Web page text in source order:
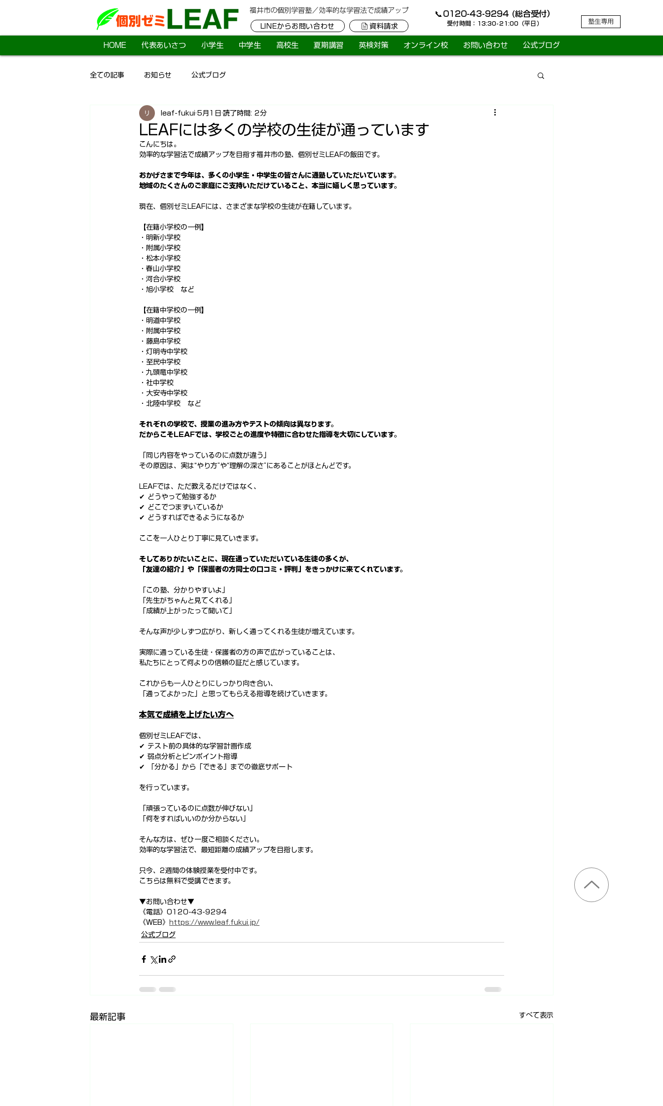
​福井市の個別学習塾／効率的な学習法で成績アップ
LINEからお問い合わせ 資料請求
​📞 0120-43-9294 (総合受付）
受付時間：13:30-21:00（平日） 塾生専用
HOME 代表あいさつ 小学生 中学生 高校生 夏期講習 英検対策 オンライン校 お問い合わせ 公式ブログ
全ての記事 お知らせ 公式ブログ
LEAFには多くの学校の生徒が通っています
leaf-fukui 5月1日 読了時間: 2分
こんにちは。
効率的な学習法で成績アップを目指す福井市の塾、個別ゼミLEAFの飯田です。
おかげさまで今年は、多くの小学生・中学生の皆さんに通塾していただいています。
地域のたくさんのご家庭にご支持いただけていること、本当に嬉しく思っています。
現在、個別ゼミLEAFには、さまざまな学校の生徒が在籍しています。
【在籍小学校の一例】
・明新小学校
・附属小学校
・松本小学校
・春山小学校
・河合小学校
・旭小学校　など
【在籍中学校の一例】
・明道中学校
・附属中学校
・藤島中学校
・灯明寺中学校
・至民中学校
・九頭竜中学校
・社中学校
・大安寺中学校
・北陸中学校　など
それぞれの学校で、授業の進み方やテストの傾向は異なります。
だからこそLEAFでは、学校ごとの進度や特徴に合わせた指導を大切にしています。
「同じ内容をやっているのに点数が違う」
その原因は、実は“やり方”や“理解の深さ”にあることがほとんどです。
LEAFでは、ただ教えるだけではなく、
✔ どうやって勉強するか
✔ どこでつまずいているか
✔ どうすればできるようになるか
ここを一人ひとり丁寧に見ていきます。
そしてありがたいことに、現在通っていただいている生徒の多くが、
「友達の紹介」や「保護者の方同士の口コミ・評判」をきっかけに来てくれています。
「この塾、分かりやすいよ」
「先生がちゃんと見てくれる」
「成績が上がったって聞いて」
そんな声が少しずつ広がり、新しく通ってくれる生徒が増えています。
実際に通っている生徒・保護者の方の声で広がっていることは、
私たちにとって何よりの信頼の証だと感じています。
これからも一人ひとりにしっかり向き合い、
「通ってよかった」と思ってもらえる指導を続けていきます。
本気で成績を上げたい方へ
個別ゼミLEAFでは、
✔ テスト前の具体的な学習計画作成
✔ 弱点分析とピンポイント指導
✔ 「分かる」から「できる」までの徹底サポート
を行っています。
「頑張っているのに点数が伸びない」
「何をすればいいのか分からない」
そんな方は、ぜひ一度ご相談ください。
効率的な学習法で、最短距離の成績アップを目指します。
只今、2週間の体験授業を受付中です。
こちらは無料で受講できます。
▼お問い合わせ▼
《電話》0120-43-9294
《WEB》
https://www.leaf.fukui.jp/
公式ブログ
最新記事 すべて表示